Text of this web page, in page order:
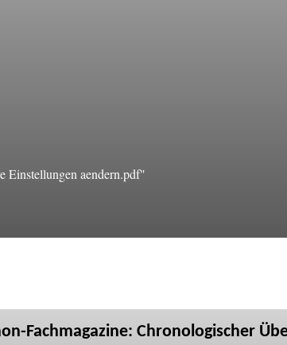
aendern.pdf"
Fachmagazine: Chronologischer